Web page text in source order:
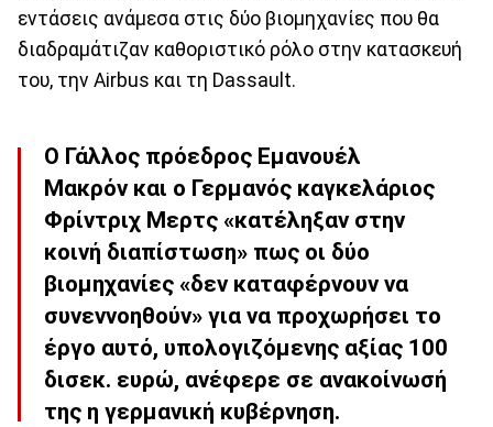
εντάσεις ανάμεσα στις δύο βιομηχανίες που θα
διαδραμάτιζαν καθοριστικό ρόλο στην κατασκευή
του, την Airbus και τη Dassault.
Ο Γάλλος πρόεδρος Εμανουέλ
Μακρόν και ο Γερμανός καγκελάριος
Φρίντριχ Μερτς «κατέληξαν στην
κοινή διαπίστωση» πως οι δύο
βιομηχανίες «δεν καταφέρνουν να
συνεννοηθούν» για να προχωρήσει το
έργο αυτό, υπολογιζόμενης αξίας 100
δισεκ. ευρώ, ανέφερε σε ανακοίνωσή
της η γερμανική κυβέρνηση.